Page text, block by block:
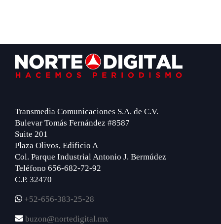
Footer
Transmedia Comunicaciones S.A. de C.V.
Bulevar Tomás Fernández #8587
Suite 201
Plaza Olivos, Edificio A
Col. Parque Industrial Antonio J. Bermúdez
Teléfono 656-682-72-92
C.P. 32470
+52-656-383-25-28
buzon@nortedigital.mx